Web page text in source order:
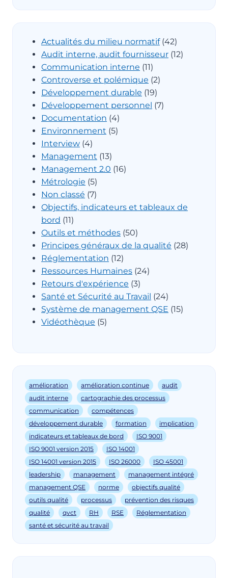
Actualités du milieu normatif(42)
Audit interne, audit fournisseur (12)
Communication interne (11)
Controverse et polémique (2)
Développement durable (19)
Développement personnel (7)
Documentation (4)
Environnement (5)
Interview (4)
Management (13)
Management 2.0 (16)
Métrologie (5)
Non classé (7)
Objectifs, indicateurs et tableaux de
bord (11)
Outils et méthodes (50)
Principes généraux de la qualité (28)
Réglementation (12)
Ressources Humaines (24)
Retours d'expérience (3)
Santé et Sécurité au Travail (24)
Système de management QSE (15)
Vidéothèque (5)
amélioration amélioration continue
audit
audit interne
cartographie des processus
communication
compétences
développement durable
formation
implication
indicateurs et tableaux de bord
ISO 9001
ISO 9001 version 2015
ISO 14001
ISO 14001 version 2015
ISO 26000
ISO 45001
leadership
management
management intégré
management QSE
norme
objectifs qualité
outils qualité
processus
prévention des risques
qualité
qvct RH RSE
Réglementation
santé et sécurité au travail